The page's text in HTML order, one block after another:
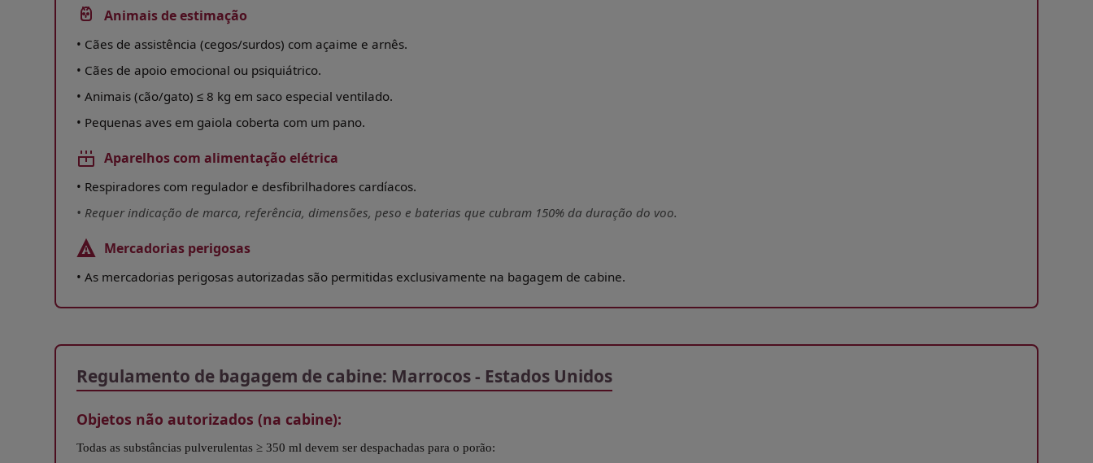
Animais de estimação
• Cães de assistência (cegos/surdos) com açaime e arnês.
• Cães de apoio emocional ou psiquiátrico.
• Animais (cão/gato) ≤ 8 kg em saco especial ventilado.
• Pequenas aves em gaiola coberta com um pano.
Aparelhos com alimentação elétrica
• Respiradores com regulador e desfibrilhadores cardíacos.
• Requer indicação de marca, referência, dimensões, peso e baterias que cubram 150% da duração do voo.
Mercadorias perigosas
• As mercadorias perigosas autorizadas são permitidas exclusivamente na bagagem de cabine.
Regulamento de bagagem de cabine: Marrocos - Estados Unidos
Objetos não autorizados (na cabine):
Todas as substâncias pulverulentas ≥ 350 ml devem ser despachadas para o porão: